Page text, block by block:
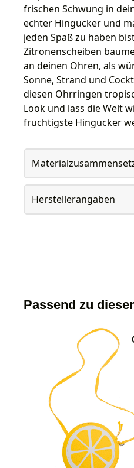
frischen Schwung in
echter Hingucker und
jeden Spaß zu haben
Zitronenscheiben
an deinen Ohren, als
Sonne, Strand und
diesen Ohrringen
Look und lass die Welt
fruchtigste Hingucker
Herstellerangaben
Passend zu